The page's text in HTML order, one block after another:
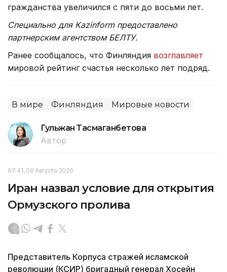
гражданства увеличился с пяти до восьми лет.
Специально для Kazinform предоставлено
партнерским агентством БЕЛТУ.
Ранее сообщалось, что Финляндия возглавляет
мировой рейтинг счастья несколько лет подряд.
В мире Финляндия Мировые новости
Гульжан Тасмаганбетова
Автор
07:41, 09 Августа 2026
Иран назвал условие для открытия
Ормузского пролива
Представитель Корпуса стражей исламской
революции (КСИР) бригадный генерал Хосейн